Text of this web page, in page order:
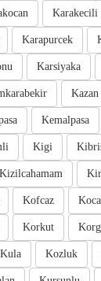
Karakecili
Karapurcek
Karsiyaka
Kazan
Kemalpasa
Kigi
Kizilcahamam
Kofcaz
Korkut
Kozluk
Kula